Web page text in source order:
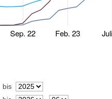
Sep. 22 Feb. 23
bis